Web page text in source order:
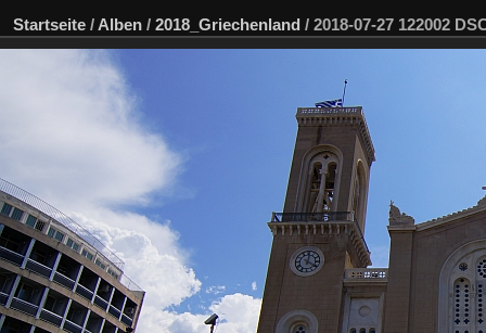
Startseite / Alben / 2018_Griechenland / 2018-07-27 122002